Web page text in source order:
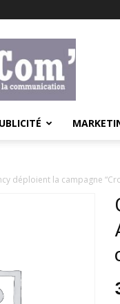
déploient la campagne